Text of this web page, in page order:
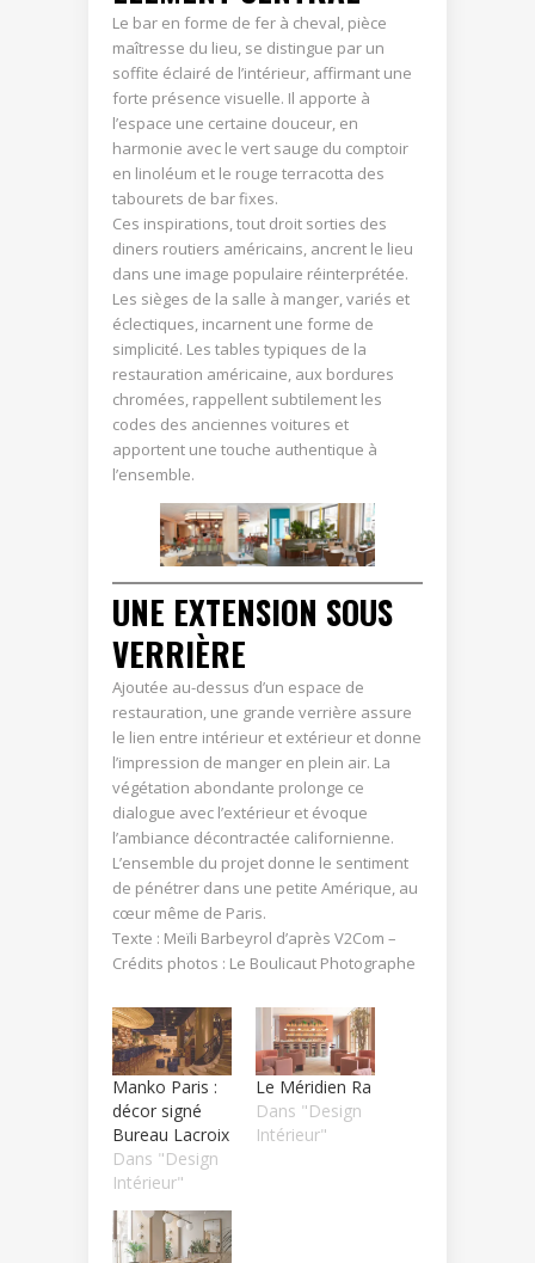
Le bar en forme de fer à cheval, pièce
maîtresse du lieu, se distingue par un
soffite éclairé de l’intérieur, affirmant une
forte présence visuelle. Il apporte à
l’espace une certaine douceur, en
harmonie avec le vert sauge du comptoir
en linoléum et le rouge terracotta des
tabourets de bar fixes.
Ces inspirations, tout droit sorties des
diners routiers américains, ancrent le lieu
dans une image populaire réinterprétée.
Les sièges de la salle à manger, variés et
éclectiques, incarnent une forme de
simplicité. Les tables typiques de la
restauration américaine, aux bordures
chromées, rappellent subtilement les
codes des anciennes voitures et
apportent une touche authentique à
l’ensemble.
UNE EXTENSION SOUS
VERRIÈRE
Ajoutée au-dessus d’un espace de
restauration, une grande verrière assure
le lien entre intérieur et extérieur et donne
l’impression de manger en plein air. La
végétation abondante prolonge ce
dialogue avec l’extérieur et évoque
l’ambiance décontractée californienne.
L’ensemble du projet donne le sentiment
de pénétrer dans une petite Amérique, au
cœur même de Paris.
Texte : Meïli Barbeyrol d’après V2Com –
Crédits photos : Le Boulicaut Photographe
Manko Paris :
décor signé
Bureau Lacroix
Dans "Design
Intérieur"
Le Méridien Ra
Dans "Design
Intérieur"